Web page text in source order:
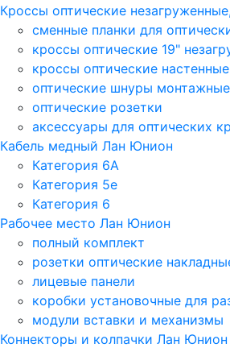
Кроссы оптические
сменные планки для
кроссы оптические 19"
кроссы оптические
оптические шнуры монтажные
оптические розетки
аксессуары для оптических
Кабель медный Лан Юнион
Категория 6A
Категория 5e
Категория 6
Рабочее место Лан Юнион
полный комплект
розетки оптические
лицевые панели
коробки установочные для
модули вставки и механизмы
Коннекторы и колпачки Лан Юнион